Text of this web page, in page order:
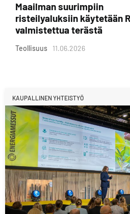
Maailman suurimpiin
risteilyaluksiin käytetään
valmistettua terästä
Teollisuus 11.06.2026
KAUPALLINEN YHTEISTYÖ